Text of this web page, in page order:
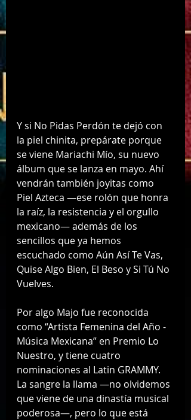
Y si No Pidas Perdón te dejó con
la piel chinita, prepárate porque
se viene Mariachi Mío, su nuevo
álbum que se lanza en mayo. Ahí
vendrán también joyitas como
Piel Azteca —ese rolón que honra
la raíz, la resistencia y el orgullo
mexicano— además de los
sencillos que ya hemos
escuchado como Aún Así Te Vas,
Quise Algo Bien, El Beso y Si Tú No
Vuelves.
Por algo Majo fue reconocida
como “Artista Femenina del Año -
Música Mexicana” en Premio Lo
Nuestro, y tiene cuatro
nominaciones al Latin GRAMMY.
La sangre la llama —no olvidemos
que viene de una dinastía musical
poderosa—, pero lo que está